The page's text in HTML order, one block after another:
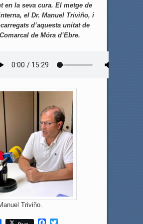
en la seva cura. El metge de
el Dr. Manuel Triviño, i
d’aquesta unitat de
de Móra d’Ebre.
Triviño.
F
T